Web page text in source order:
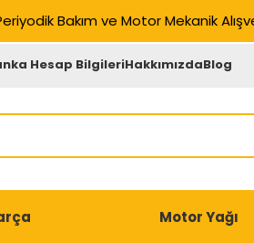
Bakım ve Motor Mekanik
Hesap BilgileriHakkımızdaBlog
Motor Yağı